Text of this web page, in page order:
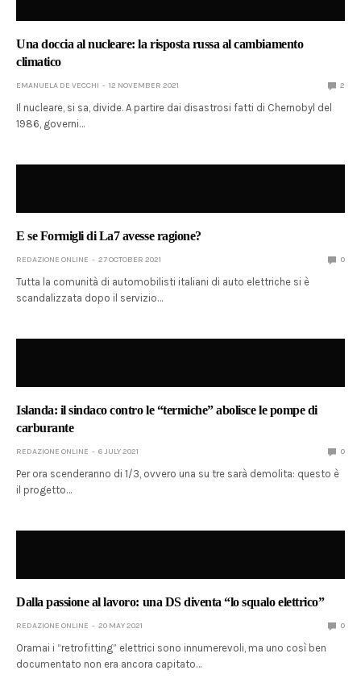
Una doccia al nucleare: la risposta russa al cambiamento
climatico
EMANUELA DE VECCHI 12 NOVEMBER 2021 2
Il nucleare, si sa, divide. A partire dai disastrosi fatti di Chernobyl del
1986, governi…
E se Formigli di La7 avesse ragione?
REDAZIONE ONLINE 27 OCTOBER 2021 0
Tutta la comunità di automobilisti italiani di auto elettriche si è
scandalizzata dopo il servizio…
Islanda: il sindaco contro le “termiche” abolisce le pompe di
carburante
REDAZIONE ONLINE 6 JULY 2021 0
Per ora scenderanno di 1/3, ovvero una su tre sarà demolita: questo è
il progetto…
Dalla passione al lavoro: una DS diventa “lo squalo elettrico”
REDAZIONE ONLINE 20 MAY 2021 0
Oramai i “retrofitting” elettrici sono innumerevoli, ma uno così ben
documentato non era ancora capitato…